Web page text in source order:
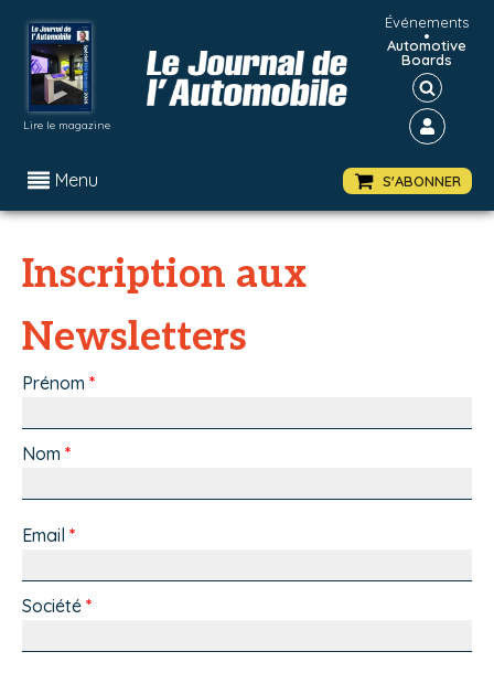
Lire le magazine
Événements
•
Automotive
Boards
Menu S'ABONNER
Inscription aux
Newsletters
Prénom *
Nom *
Email *
Société *